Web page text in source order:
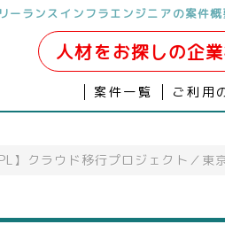
ーランスインフラエンジニアの案件概
人材をお探しの企
案件一覧 ご利用
PL】クラウド移行プロジェクト／東